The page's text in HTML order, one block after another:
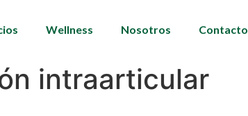
Wellness Nosotros Contacto
intraarticular